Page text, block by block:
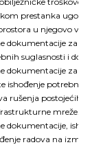
prestanka
u njegovo
dokumentacije za
suglasnosti i
dokumentacije za
ishođenje potrebnih
rušenja postojećih
mreže.
dokumentacije,
radova na